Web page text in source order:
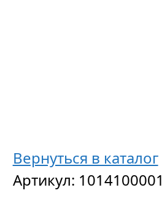
Вернуться в каталог
Артикул: 1014100001